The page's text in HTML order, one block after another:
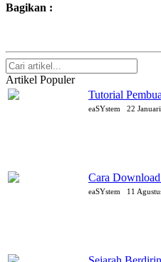
Bagikan :
Artikel Populer
Tutorial
eaSYstem 22
Cara
eaSYstem 11